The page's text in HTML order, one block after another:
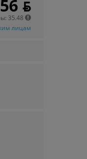
ƃ
35.48
лицам